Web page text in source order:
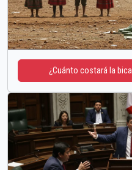
¿Cuánto costará la